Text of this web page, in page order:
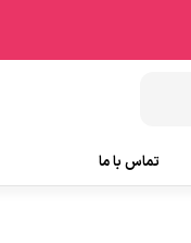
تماس با ما